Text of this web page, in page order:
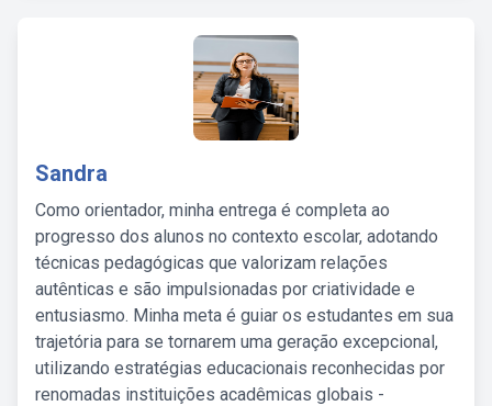
Sandra
Como orientador, minha entrega é completa ao
progresso dos alunos no contexto escolar, adotando
técnicas pedagógicas que valorizam relações
autênticas e são impulsionadas por criatividade e
entusiasmo. Minha meta é guiar os estudantes em sua
trajetória para se tornarem uma geração excepcional,
utilizando estratégias educacionais reconhecidas por
renomadas instituições acadêmicas globais -